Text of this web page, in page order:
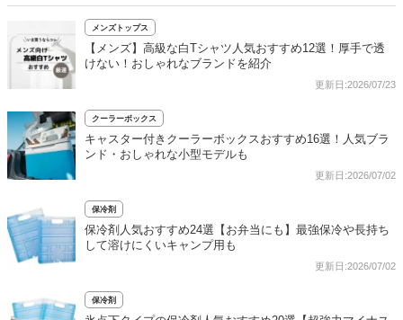
メンズトップス
【メンズ】高級な白Tシャツ人気おすすめ12選！厚手で透
けない！おしゃれなブランドを紹介
更新日:2026/07/23
クーラーボックス
キャスター付きクーラーボックスおすすめ16選！人気ブラ
ンド・おしゃれな小型モデルも
更新日:2026/07/02
保冷剤
保冷剤人気おすすめ24選【お弁当にも】最強保冷や長持ち
して溶けにくいキャンプ用も
更新日:2026/07/02
保冷剤